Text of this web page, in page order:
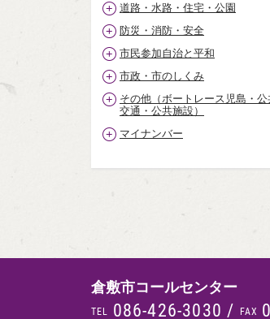
道路・水路・住宅・公園
防災・消防・安全
市民参加自治と平和
市政・市のしくみ
その他（ボートレース児島・公
交通・公共施設）
マイナンバー
倉敷市コールセンター
TEL 086-426-3030 / FAX